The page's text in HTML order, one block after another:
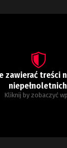
zawierać treści
Kliknij by zobaczyć